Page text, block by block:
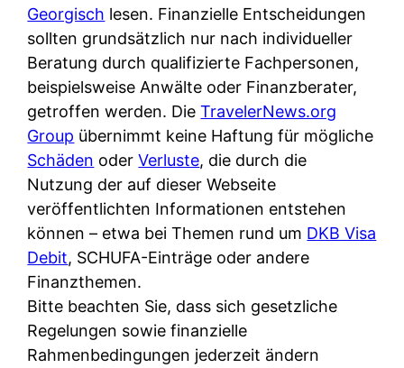
Georgisch lesen. Finanzielle Entscheidungen
sollten grundsätzlich nur nach individueller
Beratung durch qualifizierte Fachpersonen,
beispielsweise Anwälte oder Finanzberater,
getroffen werden. DieTravelerNews.org
Group übernimmt keine Haftung für mögliche
Schäden oderVerluste, die durch die
Nutzung der auf dieser Webseite
veröffentlichten Informationen entstehen
können – etwa bei Themen rund um DKB Visa
Debit, SCHUFA-Einträge oder andere
Finanzthemen.
Bitte beachten Sie, dass sich gesetzliche
Regelungen sowie finanzielle
Rahmenbedingungen jederzeit ändern